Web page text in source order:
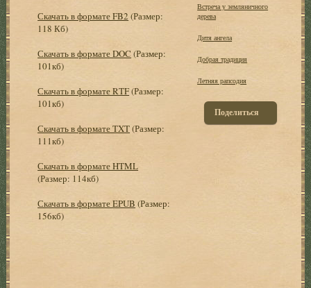
Скачать в формате FB2 (Размер:
118 Кб)
Скачать в формате DOC (Размер:
101кб)
Скачать в формате RTF(Размер:
101кб)
Скачать в формате TXT(Размер:
111кб)
Скачать в формате HTML
(Размер: 114кб)
Скачать в формате EPUB (Размер:
156кб)
Встреча у земляничного
дерева
Дитя ангела
Добрая традиция
Летняя рапсодия
Поделиться